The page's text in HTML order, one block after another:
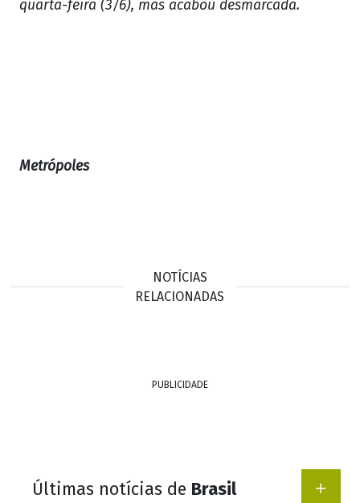
quarta-feira (3/6), mas acabou desmarcada.
Metrópoles
NOTÍCIAS
RELACIONADAS
PUBLICIDADE
Últimas notícias de Brasil